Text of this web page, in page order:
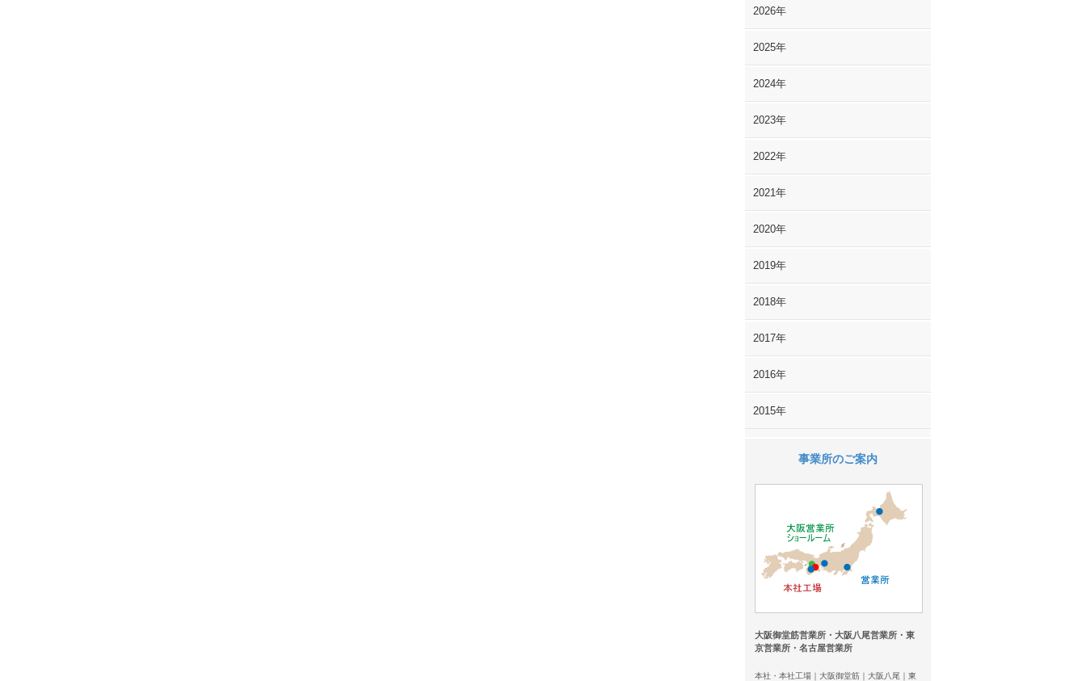
2026年
2025年
2024年
2023年
2022年
2021年
2020年
2019年
2018年
2017年
2016年
2015年
事業所のご案内
大阪御堂筋営業所・大阪八尾営業所・東
京営業所・名古屋営業所
本社・本社工場｜大阪御堂筋｜大阪八尾｜東